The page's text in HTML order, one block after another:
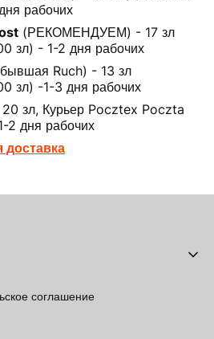
рабочих
(РЕКОМЕНДУЕМ) - 17 зл
зл) - 1-2 дня рабочих
Ruch) - 13 зл
зл) -1-3 дня рабочих
зл, Курьер Pocztex Poczta
2 дня рабочих
соглашение